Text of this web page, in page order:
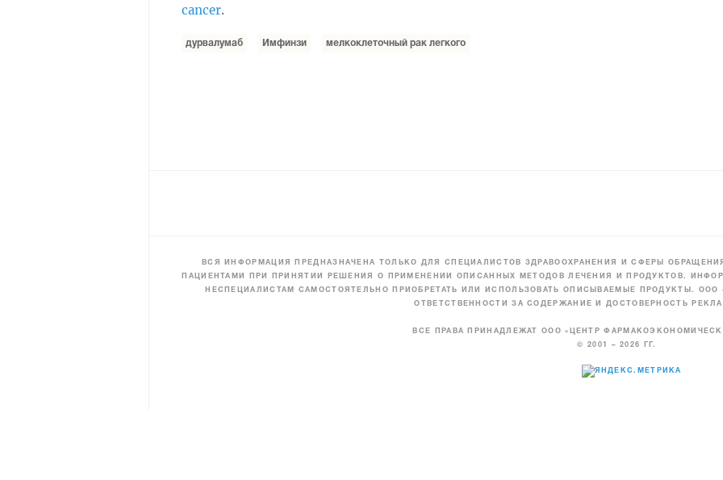
cancer.
дурвалумаб Имфинзи мелкоклеточный рак легкого
ВСЯ ИНФОРМАЦИЯ ПРЕДНАЗНАЧЕНА ТОЛЬКО ДЛЯ СПЕЦИАЛИСТОВ ЗДРАВООХРАНЕНИЯ И СФЕРЫ
ПАЦИЕНТАМИ ПРИ ПРИНЯТИИ РЕШЕНИЯ О ПРИМЕНЕНИИ ОПИСАННЫХ МЕТОДОВ ЛЕЧЕНИЯ И ПРОДУКТОВ.
НЕСПЕЦИАЛИСТАМ САМОСТОЯТЕЛЬНО ПРИОБРЕТАТЬ ИЛИ ИСПОЛЬЗОВАТЬ ОПИСЫВАЕМЫЕ ПРОДУКТЫ.
ОТВЕТСТВЕННОСТИ ЗА СОДЕРЖАНИЕ И ДОСТОВЕРНОСТЬ
ВСЕ ПРАВА ПРИНАДЛЕЖАТ ООО «ЦЕНТР
© 2001 – 2026 ГГ.